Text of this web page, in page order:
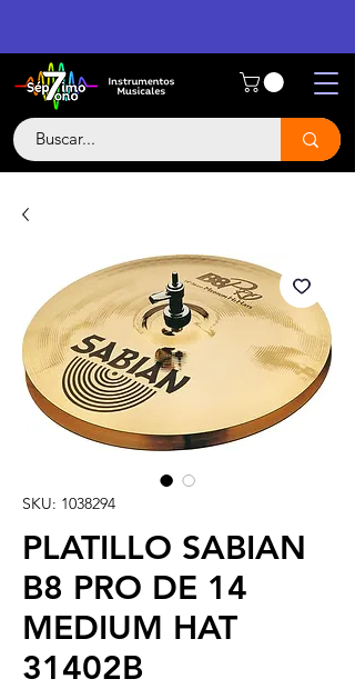
SKU: 1038294
PLATILLO SABIAN
B8 PRO DE 14
MEDIUM HAT
31402B